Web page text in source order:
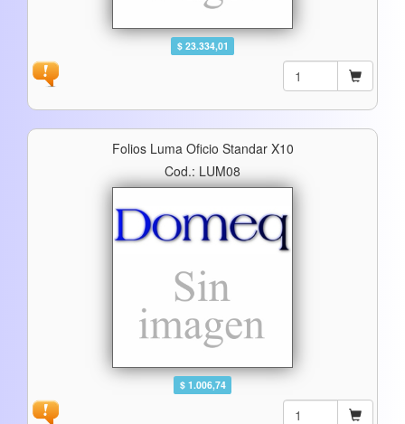
$ 23.334,01
Folios Luma Oficio Standar X10
Cod.: LUM08
$ 1.006,74